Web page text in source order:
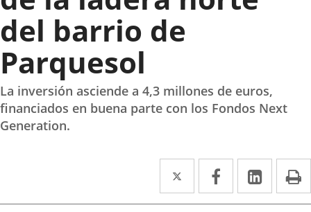
del barrio de
Parquesol
La inversión asciende a 4,3 millones de euros,
financiados en buena parte con los Fondos Next
Generation.
Twitter
Enlace
a
Facebook
Enlace
a
Enlace
a